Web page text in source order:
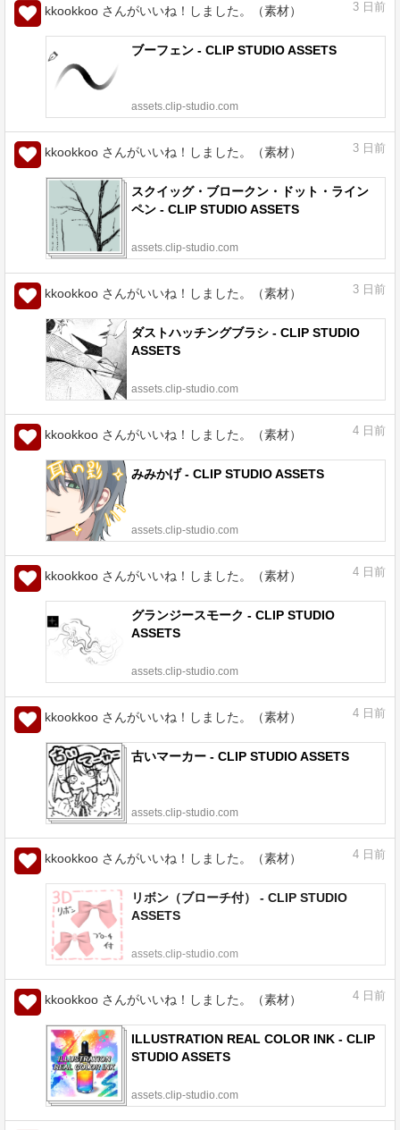
kkookkoo さんがいいね！しました。（素材） 3 日前
ブーフェン - CLIP STUDIO ASSETS
assets.clip-studio.com
kkookkoo さんがいいね！しました。（素材） 3 日前
スクイッグ・ブロークン・ドット・ライン
ペン - CLIP STUDIO ASSETS
assets.clip-studio.com
kkookkoo さんがいいね！しました。（素材） 3 日前
ダストハッチングブラシ - CLIP STUDIO
ASSETS
assets.clip-studio.com
kkookkoo さんがいいね！しました。（素材） 4 日前
みみかげ - CLIP STUDIO ASSETS
assets.clip-studio.com
kkookkoo さんがいいね！しました。（素材） 4 日前
グランジースモーク - CLIP STUDIO
ASSETS
assets.clip-studio.com
kkookkoo さんがいいね！しました。（素材） 4 日前
古いマーカー - CLIP STUDIO ASSETS
assets.clip-studio.com
kkookkoo さんがいいね！しました。（素材） 4 日前
リボン（ブローチ付） - CLIP STUDIO
ASSETS
assets.clip-studio.com
kkookkoo さんがいいね！しました。（素材） 4 日前
ILLUSTRATION REAL COLOR INK - CLIP
STUDIO ASSETS
assets.clip-studio.com